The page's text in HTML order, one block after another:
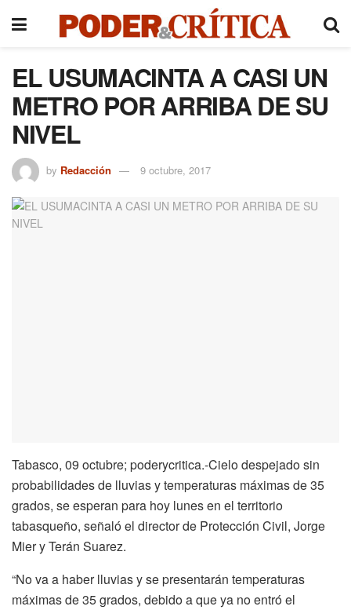
EL USUMACINTA A CASI UN
METRO POR ARRIBA DE SU
NIVEL
by Redacción 9 octubre, 2017
Tabasco, 09 octubre; poderycritica.-Cielo despejado sin
probabilidades de lluvias y temperaturas máximas de 35
grados, se esperan para hoy lunes en el territorio
tabasqueño, señaló el director de Protección Civil, Jorge
Mier y Terán Suarez.
“No va a haber lluvias y se presentarán temperaturas
máximas de 35 grados, debido a que ya no entró el